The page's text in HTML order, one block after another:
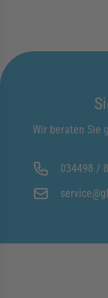
Wir beraten Sie
034498 /